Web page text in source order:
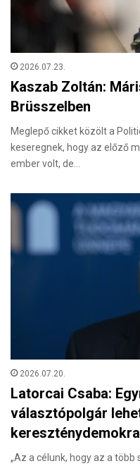
2026.07.23.
Kaszab Zoltán:
Brüsszelben
Meglepő cikket közölt a
keseregnek, hogy az előző
ember volt, de…
2026.07.20.
Latorcai Csaba:
választópolgár
„Az a célunk, hogy az a